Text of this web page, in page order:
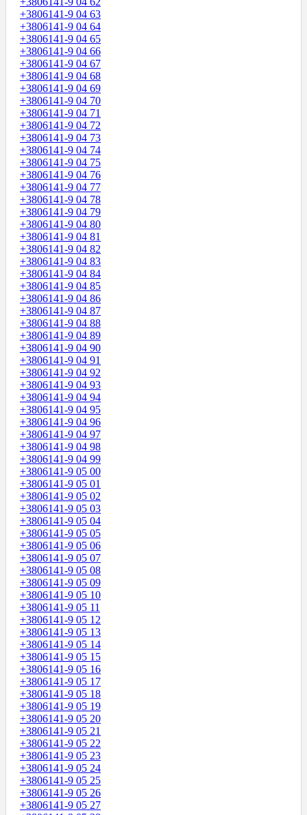
+3806141-9 04 63
+3806141-9 04 64
+3806141-9 04 65
+3806141-9 04 66
+3806141-9 04 67
+3806141-9 04 68
+3806141-9 04 69
+3806141-9 04 70
+3806141-9 04 71
+3806141-9 04 72
+3806141-9 04 73
+3806141-9 04 74
+3806141-9 04 75
+3806141-9 04 76
+3806141-9 04 77
+3806141-9 04 78
+3806141-9 04 79
+3806141-9 04 80
+3806141-9 04 81
+3806141-9 04 82
+3806141-9 04 83
+3806141-9 04 84
+3806141-9 04 85
+3806141-9 04 86
+3806141-9 04 87
+3806141-9 04 88
+3806141-9 04 89
+3806141-9 04 90
+3806141-9 04 91
+3806141-9 04 92
+3806141-9 04 93
+3806141-9 04 94
+3806141-9 04 95
+3806141-9 04 96
+3806141-9 04 97
+3806141-9 04 98
+3806141-9 04 99
+3806141-9 05 00
+3806141-9 05 01
+3806141-9 05 02
+3806141-9 05 03
+3806141-9 05 04
+3806141-9 05 05
+3806141-9 05 06
+3806141-9 05 07
+3806141-9 05 08
+3806141-9 05 09
+3806141-9 05 10
+3806141-9 05 11
+3806141-9 05 12
+3806141-9 05 13
+3806141-9 05 14
+3806141-9 05 15
+3806141-9 05 16
+3806141-9 05 17
+3806141-9 05 18
+3806141-9 05 19
+3806141-9 05 20
+3806141-9 05 21
+3806141-9 05 22
+3806141-9 05 23
+3806141-9 05 24
+3806141-9 05 25
+3806141-9 05 26
+3806141-9 05 27